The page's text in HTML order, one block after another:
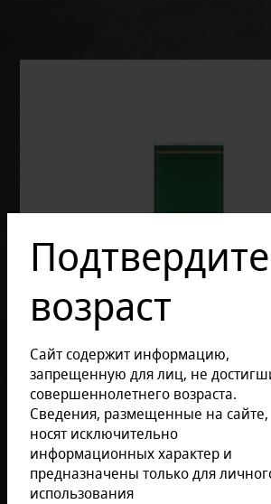
Подтвердите
возраст
Сайт содержит информацию,
запрещенную для лиц, не
совершеннолетнего возраста.
Сведения, размещенные на сайте,
носят исключительно
информационных характер и
предназначены только для
использования
Отзывов: 0
Размер продукции: